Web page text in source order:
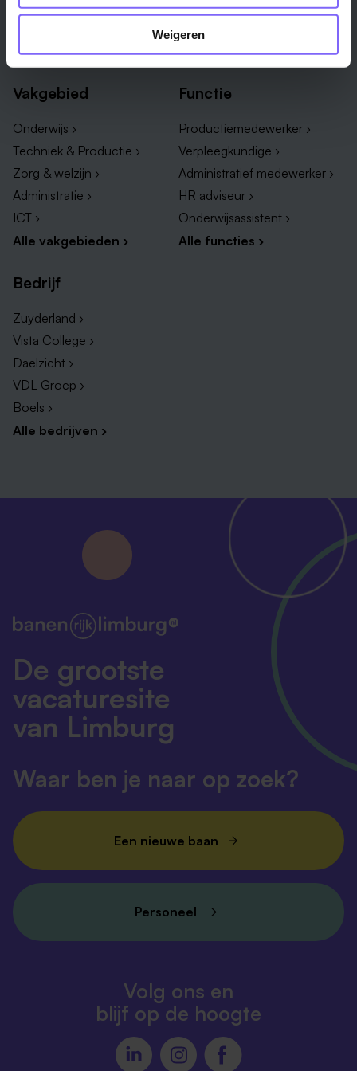
Weigeren
Roermond ›
Alle steden ›
Alle regio's ›
Vakgebied
Onderwijs ›
Techniek & Productie ›
Zorg & welzijn ›
Administratie ›
ICT ›
Alle vakgebieden ›
Functie
Productiemedewerker ›
Verpleegkundige ›
Administratief medewerker ›
HR adviseur ›
Onderwijsassistent ›
Alle functies ›
Bedrijf
Zuyderland ›
Vista College ›
Daelzicht ›
VDL Groep ›
Boels ›
Alle bedrijven ›
De grootste
vacaturesite
van Limburg
Waar ben je naar op zoek?
Een nieuwe baan
Personeel
Volg ons en
blijf op de hoogte